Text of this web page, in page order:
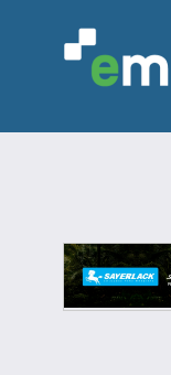
INDÚSTRIA
INDICADORES
FEIRAS